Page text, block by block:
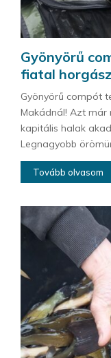
Gyönyörű
fiatal
Gyönyörű compót
Makádnál! Azt már
kapitális halak
Legnagyobb
Tovább olvasom